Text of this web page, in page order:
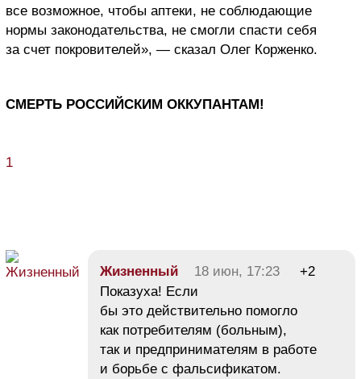
все возможное, чтобы аптеки, не соблюдающие
нормы законодательства, не смогли спасти себя
за счет покровителей», — сказал Олег Корженко.
СМЕРТЬ РОССИЙСКИМ ОККУПАНТАМ!
1
Жизненный 18 июн, 17:23
+2
Показуха! Если
бы это действительно помогло
как потребителям (больным),
так и предпринимателям в работе
и борьбе с фальсификатом.